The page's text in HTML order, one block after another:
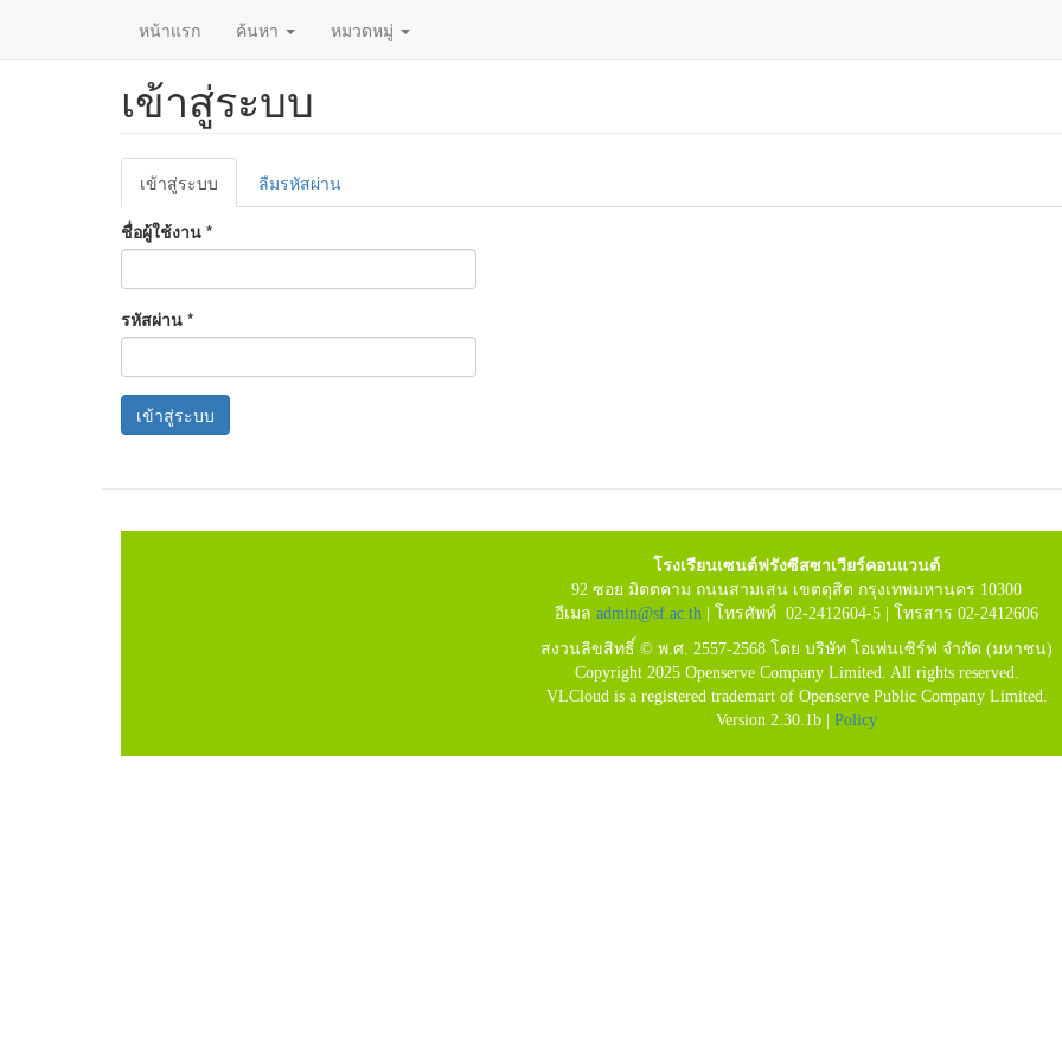
หน้าแรก ค้นหา หมวดหมู่
เข้าสู่ระบบ
Primary
tabs
เข้าสู่ระบบ
ปัจจุบัน)
ลืมรหัสผ่าน
ชื่อผู้ใช้งาน *
รหัสผ่าน *
เข้าสู่ระบบ
โรงเรียนเซนต์ฟรังซีสซาเวียร์คอนแวนต์
92 ซอย มิตตคาม ถนนสามเสน เขตดุสิต กรุงเทพมหานคร 10300
อีเมล admin@sf.ac.th | โทรศัพท์ 02-2412604-5 | โทรสาร 02-2412606
สงวนลิขสิทธิ์ © พ.ศ. 2557-2568 โดย บริษัท โอเพ่นเซิร์ฟ จำกัด (มหาชน)
Copyright 2025 Openserve Company Limited. All rights reserved.
VLCloud is a registered trademart of Openserve Public Company Limited.
Version 2.30.1b | Policy